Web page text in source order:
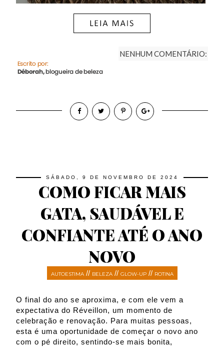
NENHUM COMENTÁRIO:
SÁBADO, 9 DE NOVEMBRO DE 2024
COMO FICAR MAIS
GATA, SAUDÁVEL E
CONFIANTE ATÉ O ANO
NOVO
AUTOESTIMA// BELEZA// GLOW-UP// ROTINA
O final do ano se aproxima, e com ele vem a
expectativa do Réveillon, um momento de
celebração e renovação. Para muitas pessoas,
esta é uma oportunidade de começar o novo ano
com o pé direito, sentindo-se mais bonita,